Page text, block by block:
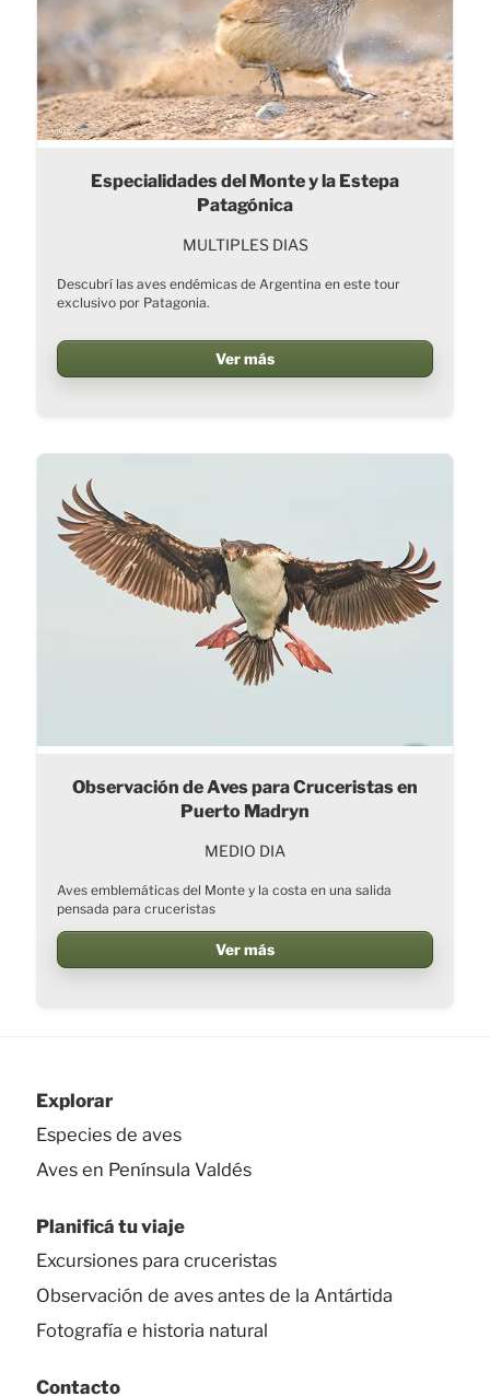
Especialidades del Monte y la Estepa
Patagónica
MULTIPLES DIAS
Descubrí las aves endémicas de Argentina en este tour
exclusivo por Patagonia.
Ver más
Observación de Aves para Cruceristas en
Puerto Madryn
MEDIO DIA
Aves emblemáticas del Monte y la costa en una salida
pensada para cruceristas
Ver más
Explorar
Especies de aves
Aves en Península Valdés
Planificá tu viaje
Excursiones para cruceristas
Observación de aves antes de la Antártida
Fotografía e historia natural
Contacto